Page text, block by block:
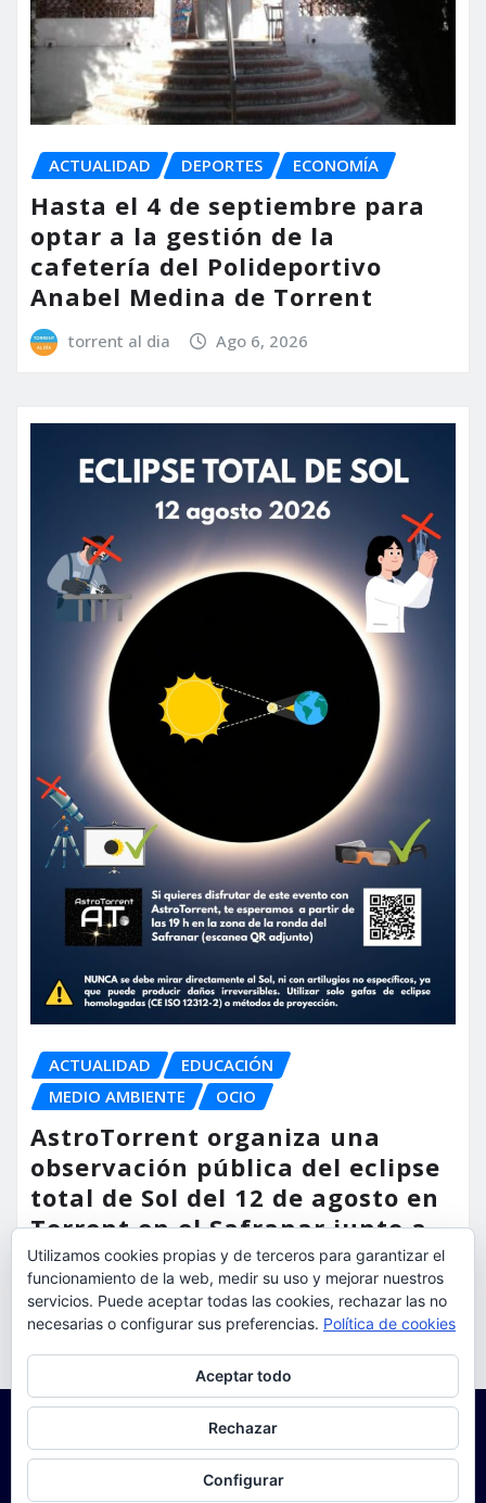
ACTUALIDAD DEPORTES ECONOMÍA
Hasta el 4 de septiembre para
optar a la gestión de la
cafetería del Polideportivo
Anabel Medina de Torrent
torrent al dia Ago 6, 2026
ACTUALIDAD
EDUCACIÓN
MEDIO AMBIENTE
OCIO
AstroTorrent organiza una
observación pública del eclipse
total de Sol del 12 de agosto en
Torrent en el Safranar junto a
las vías del AVE
torrent al dia Ago 5, 2026
Utilizamos cookies propias y de terceros para garantizar el
funcionamiento de la web, medir su uso y mejorar nuestros
servicios. Puede aceptar todas las cookies, rechazar las no
necesarias o configurar sus preferencias. Política de cookies
Aceptar todo
Rechazar
Configurar
Para obtener más información, incluido cómo gestionar las cookies,